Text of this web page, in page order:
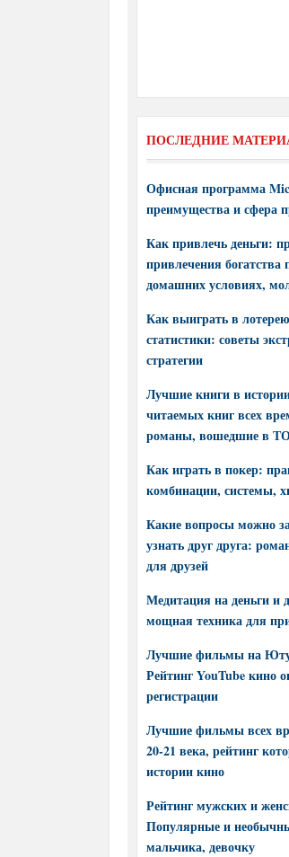
ПОСЛЕДНИЕ
Офисная программа
преимущества и сфера
Как привлечь деньги:
привлечения
домашних условиях,
Как выиграть в
статистики: советы
стратегии
Лучшие книги в
читаемых книг всех
романы, вошедшие в
Как играть в покер:
комбинации, системы,
Какие вопросы можно
узнать друг друга:
для друзей
Медитация на деньги и
мощная техника для
Лучшие фильмы на
Рейтинг YouTube кино
регистрации
Лучшие фильмы всех
20-21 века, рейтинг
истории кино
Рейтинг мужских и
Популярные и
мальчика, девочку